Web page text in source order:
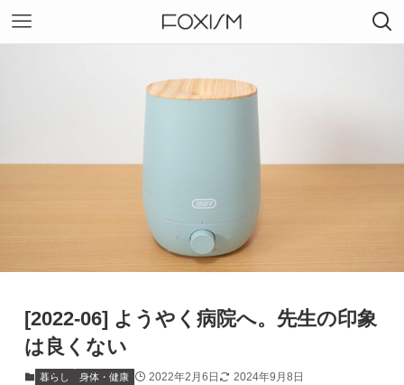
[2022-06] ようやく病院へ。先生の印象
は良くない
暮らし 身体・健康 2022年2月6日 2024年9月8日